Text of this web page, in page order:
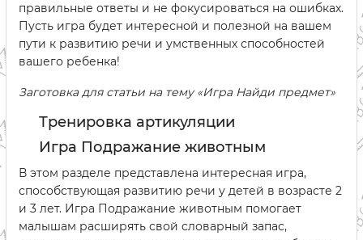
правильные ответы и не фокусироваться на ошибках.
Пусть игра будет интересной и полезной на вашем
пути к развитию речи и умственных способностей
вашего ребенка!
Заготовка для статьи на тему «Игра Найди предмет»
Тренировка артикуляции
Игра Подражание животным
В этом разделе представлена интересная игра,
способствующая развитию речи у детей в возрасте 2
и 3 лет. Игра Подражание животным помогает
малышам расширять свой словарный запас,